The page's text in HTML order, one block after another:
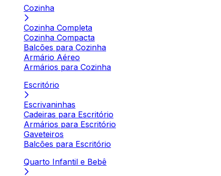
Cozinha
Cozinha Completa
Cozinha Compacta
Balcões para Cozinha
Armário Aéreo
Armários para Cozinha
Escritório
Escrivaninhas
Cadeiras para Escritório
Armários para Escritório
Gaveteiros
Balcões para Escritório
Quarto Infantil e Bebê